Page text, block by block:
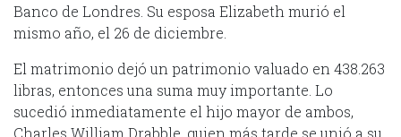
Banco de Londres. Su esposa Elizabeth murió el
mismo año, el 26 de diciembre.
El matrimonio dejó un patrimonio valuado en 438.263
libras, entonces una suma muy importante. Lo
sucedió inmediatamente el hijo mayor de ambos,
Charles William Drabble, quien más tarde se unió a su